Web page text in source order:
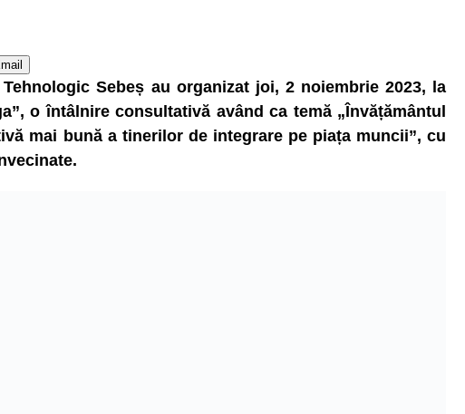
Sebeș au organizat joi, 2 noiembrie 2023, la
o întâlnire consultativă având ca temă „Învățământul
mai bună a tinerilor de integrare pe piața muncii”, cu